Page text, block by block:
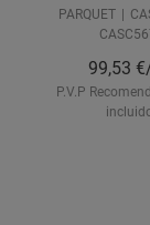
PARQUET
99,53
P.V.P